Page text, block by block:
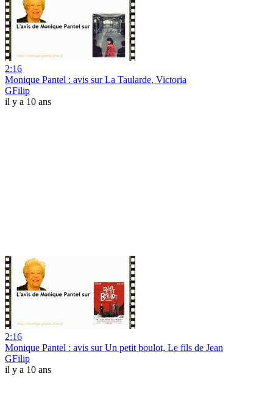
2:16
Monique Pantel : avis sur La Taularde, Victoria
GFilip
il y a 10 ans
2:16
Monique Pantel : avis sur Un petit boulot, Le fils de Jean
GFilip
il y a 10 ans